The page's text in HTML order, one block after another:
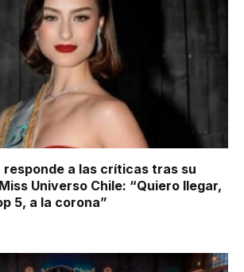
responde a las críticas tras su
Universo Chile: “Quiero llegar,
5, a la corona”